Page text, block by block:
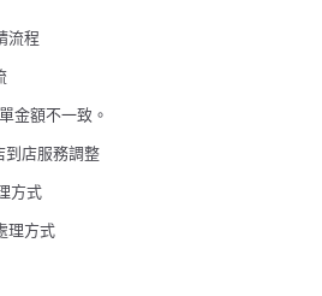
流程
金額不一致。
到店服務調整
方式
理方式